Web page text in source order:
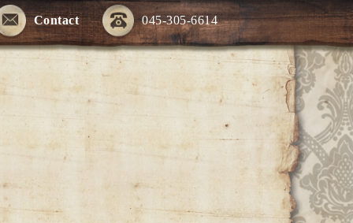
045-305-6614
Contact